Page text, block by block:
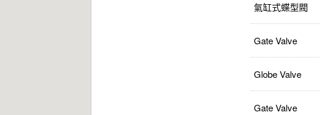
氣缸式蝶型閥
Gate Valve
Globe Valve
Gate Valve